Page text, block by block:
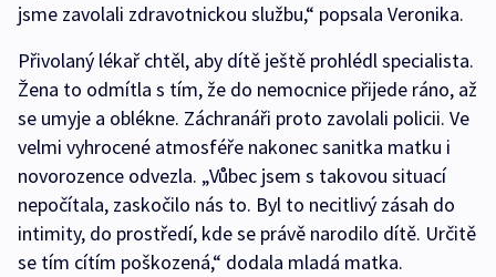
jsme zavolali zdravotnickou službu,“ popsala Veronika.
Přivolaný lékař chtěl, aby dítě ještě prohlédl specialista.
Žena to odmítla s tím, že do nemocnice přijede ráno, až
se umyje a oblékne. Záchranáři proto zavolali policii. Ve
velmi vyhrocené atmosféře nakonec sanitka matku i
novorozence odvezla. „Vůbec jsem s takovou situací
nepočítala, zaskočilo nás to. Byl to necitlivý zásah do
intimity, do prostředí, kde se právě narodilo dítě. Určitě
se tím cítím poškozená,“ dodala mladá matka.